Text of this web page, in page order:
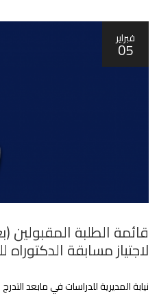
فبراير
05
قائمة الطلبة
لاجتياز مسابقة الدكتوراه
نيابة المديرية للدراسات في مابعد